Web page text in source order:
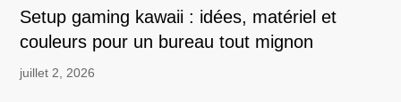
Setup gaming kawaii : idées, matériel et
couleurs pour un bureau tout mignon
juillet 2, 2026